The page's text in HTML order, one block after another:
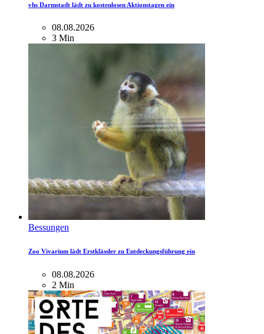
vhs Darmstadt lädt zu kostenlosen Aktionstagen ein
08.08.2026
3 Min
Bessungen
Zoo Vivarium lädt Erstklässler zu Entdeckungsführung ein
08.08.2026
2 Min